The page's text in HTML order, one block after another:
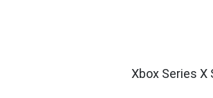
Xbox Series X